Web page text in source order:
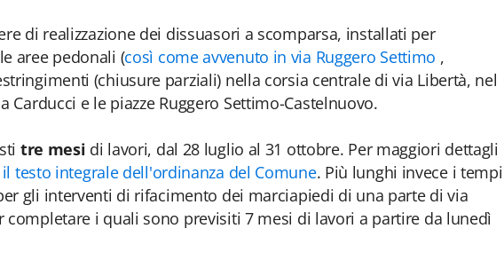
di realizzazione dei dissuasori a scomparsa, installati per
aree pedonali (così come avvenuto in via Ruggero Settimo ,
(chiusure parziali) nella corsia centrale di via Libertà, nel
Carducci e le piazze Ruggero Settimo-Castelnuovo.
tre mesi di lavori, dal 28 luglio al 31 ottobre. Per maggiori dettagli
il testo integrale dell'ordinanza del Comune. Più lunghi invece i tempi
gli interventi di rifacimento dei marciapiedi di una parte di via
completare i quali sono previsiti 7 mesi di lavori a partire da lunedì